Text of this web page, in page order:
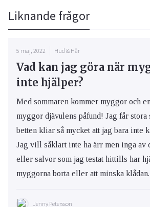
Liknande frågor
5 maj, 2022 Hud & Hår
Vad kan jag göra när
inte hjälper?
Med sommaren kommer myggor och
myggor djävulens påfund! Jag får stora
betten kliar så mycket att jag bara inte
Jag vill såklart inte ha ärr men inga av
eller salvor som jag testat hittills har
myggorna borta eller att minska
Jenny Petersson